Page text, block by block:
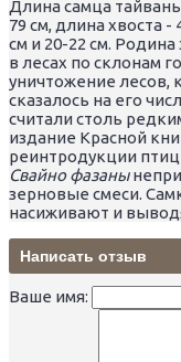
Длина самца
79 см, длина хвоста -
см и 20-22 см.
в лесах по скло­нам
уничтожение лесов,
сказалось на его
считали столь
издание Красной
реинтродукции птиц
Свайно фазаны
зерновые смеси.
насиживают и
Написать отзыв
Ваше имя: